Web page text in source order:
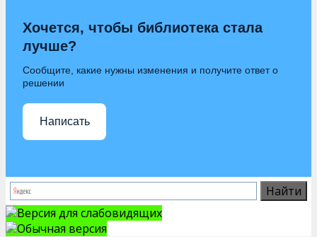
Хочется, чтобы библиотека стала
лучше?
Сообщите, какие нужны изменения и получите ответ о
решении
Написать
Версия для слабовидящих
Обычная версия